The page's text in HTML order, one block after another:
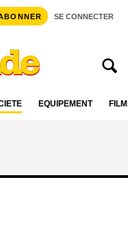
SE CONNECTER
ÉQUIPEMENT